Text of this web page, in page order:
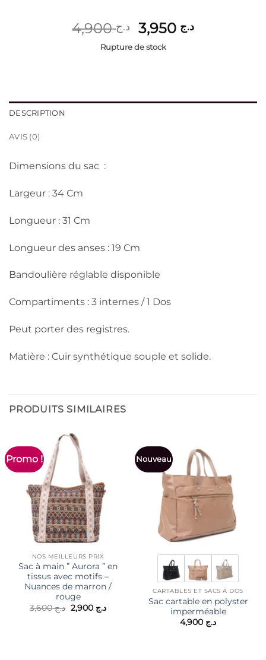
د.ج4,900
Le
prix
د.ج 3,950
Le
Rupture de stock
DESCRIPTION
AVIS (0)
Dimensions du sac :
Largeur : 34 Cm
Longueur : 31 Cm
Longueur des anses : 19 Cm
Bandoulière réglable disponible
Compartiments : 3 internes / 1 Dos
Peut porter des registres.
Matière : Cuir synthétique souple et solide.
PRODUITS SIMILAIRES
Promo !
NOS MEILLEURS PRIX
Sac à main ” Aurora ” en
tissus avec motifs –
Nuances de marron /
rouge
د.ج3,600
Le
prix
د.ج 2,900
Le
Nouveau
CARTABLES ET SACS À DOS
Sac cartable en polyster
imperméable
د.ج